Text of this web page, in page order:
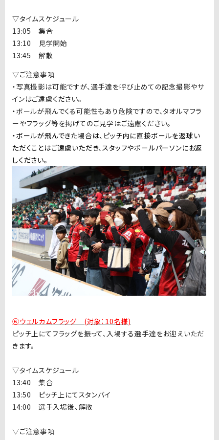
▽タイムスケジュール
13:05 集合
13:10 見学開始
13:45 解散
▽ご注意事項
・写真撮影は可能ですが、選手達を呼び止めての記念撮影やサ
インはご遠慮ください。
・ボールが飛んでくる可能性もあり危険ですので、タオルマフラ
ーやフラッグ等を掲げてのご見学はご遠慮ください。
・ボールが飛んできた場合は、ピッチ内に直接ボールを返球い
ただくことはご遠慮いただき、スタッフやボールパーソンにお返
しください。
⑥ウェルカムフラッグ (対象：10名様)
ピッチ上にてフラッグを振って、入場する選手達をお迎えいただ
きます。
▽タイムスケジュール
13:40 集合
13:50 ピッチ上にてスタンバイ
14:00 選手入場後、解散
▽ご注意事項